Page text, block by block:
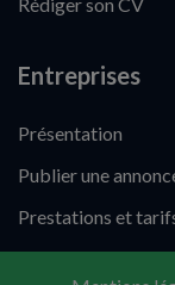
Entreprises
Présentation
Publier une
Prestations et